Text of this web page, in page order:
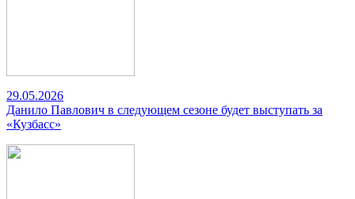
29.05.2026
Данило Павлович в следующем сезоне будет выступать за
«Кузбасс»